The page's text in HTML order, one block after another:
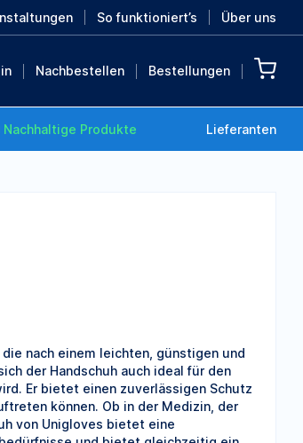
So funktioniert’s Über uns
Nachbestellen Bestellungen
Nachhaltige Produkte Lieferanten
MEHR ENTDECKEN
die nach einem leichten, günstigen und
der Handschuh auch ideal für den
Er bietet einen zuverlässigen Schutz
können. Ob in der Medizin, der
von Unigloves bietet eine